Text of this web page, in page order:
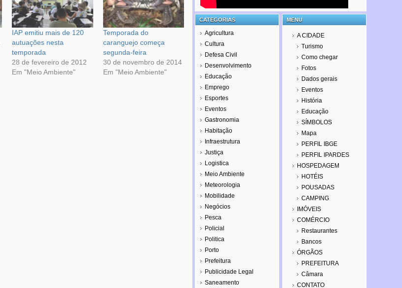
IAP emitiu mais de 120
autuações nesta
temporada
28 de fevereiro de 2012
Em "Meio Ambiente"
Temporada do
caranguejo começa
segunda-feira
30 de novembro de 2014
Em "Meio Ambiente"
CATEGORIAS
Agricultura
Cultura
Defesa Civil
Desenvolvimento
Educação
Emprego
Esportes
Eventos
Gastronomia
Habitação
Infraestrutura
Justiça
Logistica
Meio Ambiente
Meteorologia
Mobilidade
Negócios
Pesca
Policial
Politica
Porto
Prefeitura
Publicidade Legal
Saneamento
MENU
A CIDADE
Turismo
Como chegar
Fotos
Dados gerais
Eventos
História
Educação
SÍMBOLOS
Mapa
PERFIL IBGE
PERFIL IPARDES
HOSPEDAGEM
HOTÉIS
POUSADAS
CAMPING
IMÓVEIS
COMÉRCIO
Restaurantes
Bancos
ÓRGÃOS
PREFEITURA
Câmara
CONTATO